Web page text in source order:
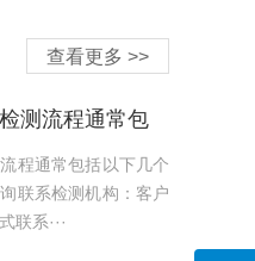
查看更多 >>
测流程通常包
程通常包括以下几个
联系检测机构：客户
联系···